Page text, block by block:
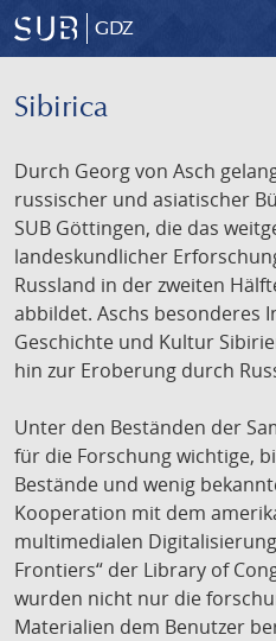
GDZ
Sibirica
Durch Georg von Asch
russischer und asiatischer
SUB Göttingen, die das
landeskundlicher
Russland in der zweiten
abbildet. Aschs besonderes
Geschichte und Kultur
hin zur Eroberung durch
Unter den Beständen der
für die Forschung wichtige,
Bestände und wenig
Kooperation mit dem
multimedialen
Frontiers“ der Library of
wurden nicht nur die
Materialien dem Benutzer